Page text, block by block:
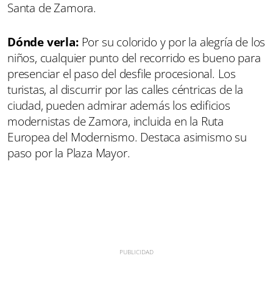
Santa de Zamora.
Dónde verla:Por su colorido y por la alegría de los
niños, cualquier punto del recorrido es bueno para
presenciar el paso del desfile procesional. Los
turistas, al discurrir por las calles céntricas de la
ciudad, pueden admirar además los edificios
modernistas de Zamora, incluida en la Ruta
Europea del Modernismo. Destaca asimismo su
paso por la Plaza Mayor.